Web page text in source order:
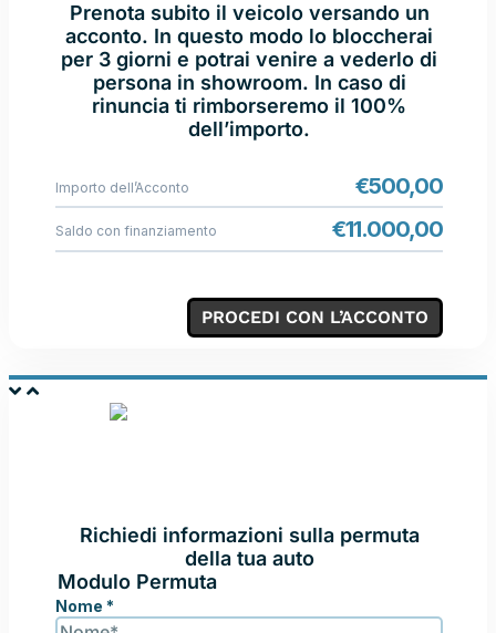
Prenota subito il veicolo versando un
acconto. In questo modo lo bloccherai
per 3 giorni e potrai venire a vederlo di
persona in showroom. In caso di
rinuncia ti rimborseremo il 100%
dell’importo.
Importo dell’Acconto €500,00
Saldo con finanziamento €11.000,00
PROCEDI CON L’ACCONTO
Richiedi informazioni sulla permuta
della tua auto
Modulo Permuta
Nome *